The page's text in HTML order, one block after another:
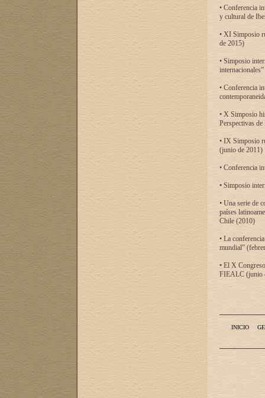
• Conferencia
y cultural de
• XI Simposio
de 2015)
• Simposio
• Conferencia
• X Simposio
Perspectivas
• IX Simposio
(junio de 2011)
• Conferencia
• Simposio
• Una serie de
países
Chile (2010)
• La
mundial”
• El X
FIEALC (junio
INICIO